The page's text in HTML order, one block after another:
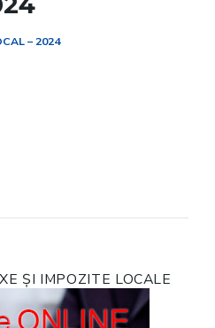
– 2024
ȘI IMPOZITE LOCALE